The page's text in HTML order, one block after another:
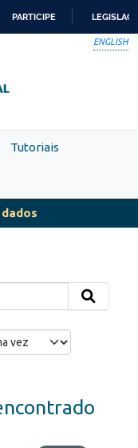
PARTICIPE
ENGLISH
Tutoriais